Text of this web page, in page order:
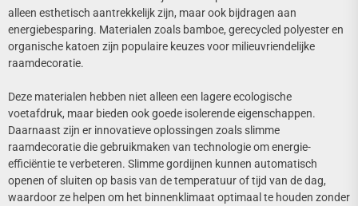
alleen esthetisch aantrekkelijk zijn, maar ook bijdragen aan
energiebesparing. Materialen zoals bamboe, gerecycled polyester en
organische katoen zijn populaire keuzes voor milieuvriendelijke
raamdecoratie.
Deze materialen hebben niet alleen een lagere ecologische
voetafdruk, maar bieden ook goede isolerende eigenschappen.
Daarnaast zijn er innovatieve oplossingen zoals slimme
raamdecoratie die gebruikmaken van technologie om energie-
efficiëntie te verbeteren. Slimme gordijnen kunnen automatisch
openen of sluiten op basis van de temperatuur of tijd van de dag,
waardoor ze helpen om het binnenklimaat optimaal te houden zonder